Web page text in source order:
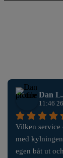
Dan L.
11:46
Vilken service
med
egen båt ut